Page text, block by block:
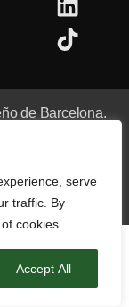
serve
traffic. By
cookies.
Accept All
de Barcelona.